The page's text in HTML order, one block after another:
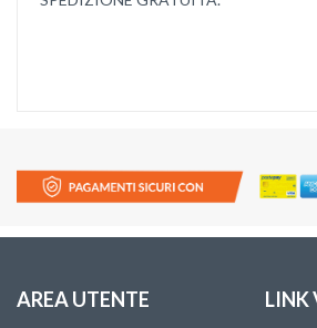
AREA UTENTE LINK